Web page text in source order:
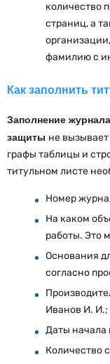
количество
страниц, а
фамилию с
Как заполнить
Заполнение
защиты не
графы таблицы и
титульном листе
Номер
На каком
работы. Это
Основания
согласно
Иванов И. И.;
Даты начала
Количество